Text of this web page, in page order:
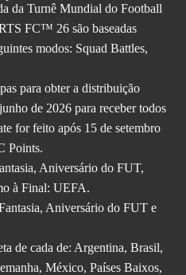
da Turnê Mundial do Football
FC™ 26 são baseadas
modos: Squad Battles,
para obter a distribuição
de 2026 para receber todos
for feito após 15 de setembro
Points.
Aniversário do FUT,
à Final: UEFA.
Aniversário do FUT e
de cada de: Argentina, Brasil,
México, Países Baixos,